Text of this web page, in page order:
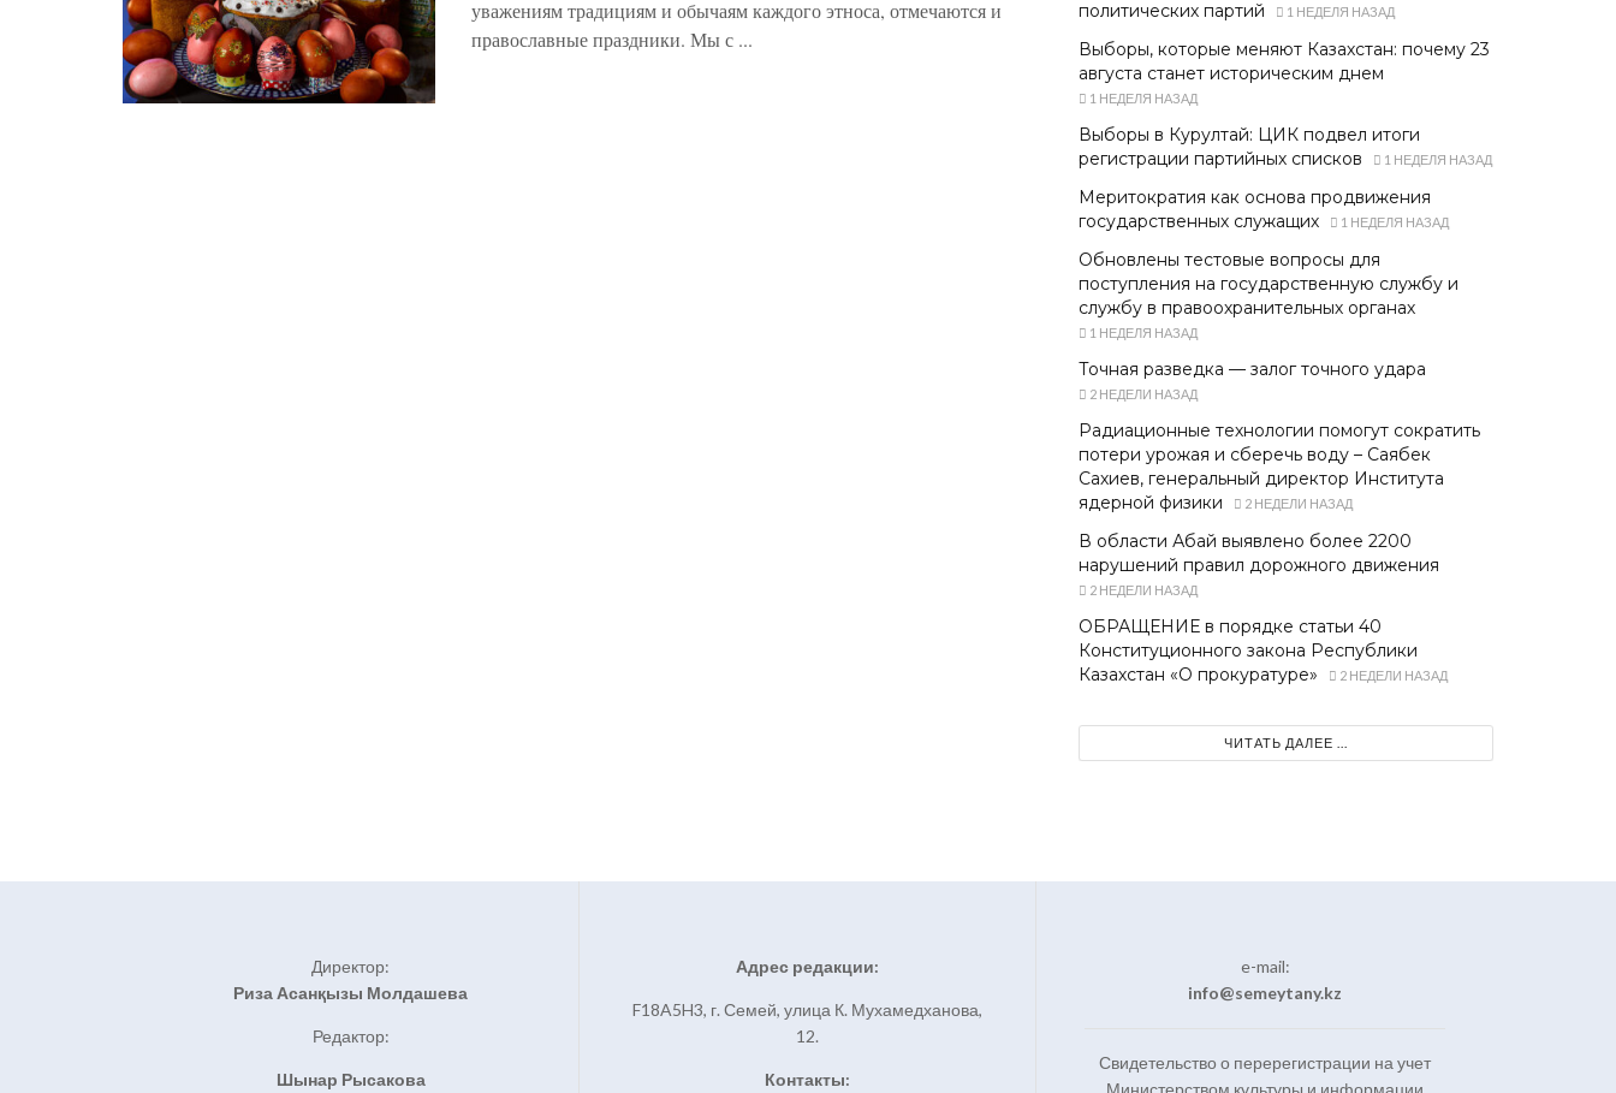
уважениям традициям и обычаям каждого этноса, отмечаются и
православные праздники. Мы с ...
политических партий
1 НЕДЕЛЯ НАЗАД
Выборы, которые меняют Казахстан: почему 23
августа станет историческим днем
1 НЕДЕЛЯ НАЗАД
Выборы в Курултай: ЦИК подвел итоги
регистрации партийных списков
1 НЕДЕЛЯ НАЗАД
Меритократия как основа продвижения
государственных служащих
1 НЕДЕЛЯ НАЗАД
Обновлены тестовые вопросы для
поступления на государственную службу и
службу в правоохранительных органах
1 НЕДЕЛЯ НАЗАД
Точная разведка — залог точного удара
2 НЕДЕЛИ НАЗАД
Радиационные технологии помогут сократить
потери урожая и сберечь воду – Саябек
Сахиев, генеральный директор Института
ядерной физики
2 НЕДЕЛИ НАЗАД
В области Абай выявлено более 2200
нарушений правил дорожного движения
2 НЕДЕЛИ НАЗАД
ОБРАЩЕНИЕ в порядке статьи 40
Конституционного закона Республики
Казахстан «О прокуратуре»
2 НЕДЕЛИ НАЗАД
ЧИТАТЬ ДАЛЕЕ ...
Директор:
Риза Асанқызы Молдашева
Редактор:
Шынар Рысакова
Адрес редакции:
F18A5H3, г. Семей, улица К. Мухамедханова,
12.
Контакты:
e-mail:
info@semeytany.kz
Свидетельство о перерегистрации на учет
Министерством культуры и информации